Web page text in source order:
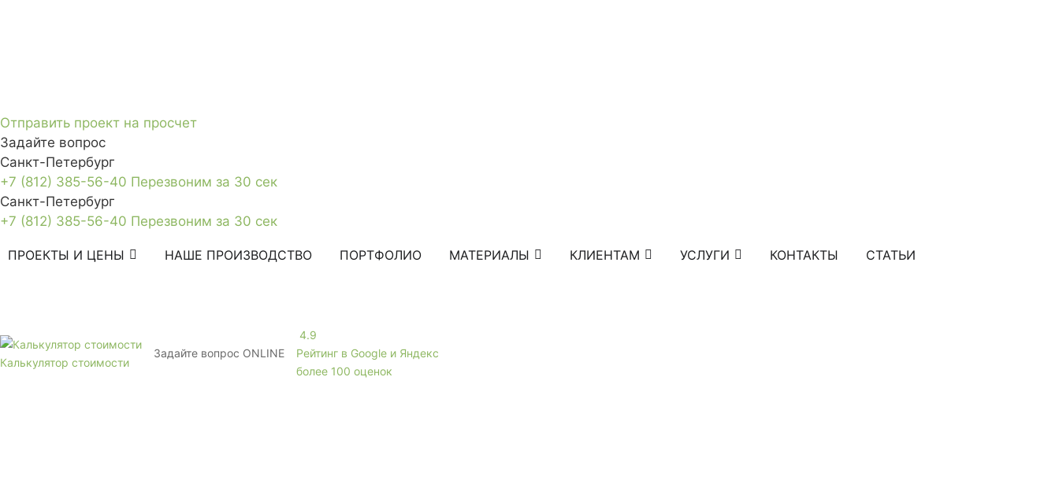
Отправить проект на просчет
Задайте вопрос
Санкт-Петербург
+7 (812) 385-56-40 Перезвоним за 30 сек
Санкт-Петербург
+7 (812) 385-56-40 Перезвоним за 30 сек
ПРОЕКТЫ И ЦЕНЫ НАШЕ ПРОИЗВОДСТВО ПОРТФОЛИО МАТЕРИАЛЫ КЛИЕНТАМ УСЛУГИ КОНТАКТЫ СТАТЬИ
Калькулятор стоимости
Задайте вопрос ONLINE
4.9
Рейтинг в Google и Яндекс
более 100 оценок